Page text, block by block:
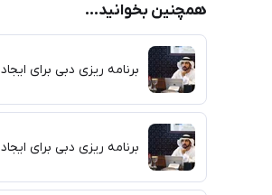
همچنین بخوانید...
برنامه ریزی دبی برای ایجاد ۴۰ هزار شغل در متاورس
برنامه ریزی دبی برای ایجاد ۴۰ هزار شغل در متاورس